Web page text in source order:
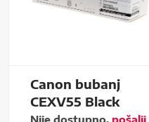
Canon bubanj
CEXV55 Black
Nije dostupno, pošalji